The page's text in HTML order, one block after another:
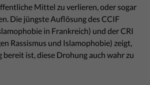
Mittel zu verlieren, oder sogar
Die jüngste Auflösung des CCIF
in Frankreich) und der CRI
Rassismus und Islamophobie) zeigt,
bereit ist, diese Drohung auch wahr zu